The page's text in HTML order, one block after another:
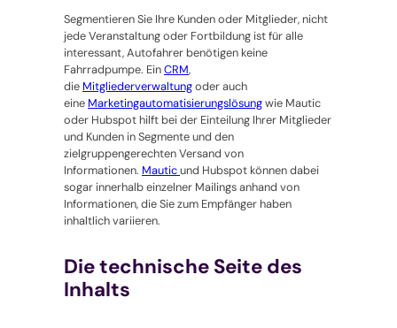
Segmentieren Sie Ihre Kunden oder Mitglieder, nicht
jede Veranstaltung oder Fortbildung ist für alle
interessant, Autofahrer benötigen keine
Fahrradpumpe. EinCRM,
die Mitgliederverwaltungoder auch
eine Marketingautomatisierungslösungwie Mautic
oder Hubspot hilft bei der Einteilung Ihrer Mitglieder
und Kunden in Segmente und den
zielgruppengerechten Versand von
Informationen. Mauticund Hubspot können dabei
sogar innerhalb einzelner Mailings anhand von
Informationen, die Sie zum Empfänger haben
inhaltlich variieren.
Die technische Seite des
Inhalts